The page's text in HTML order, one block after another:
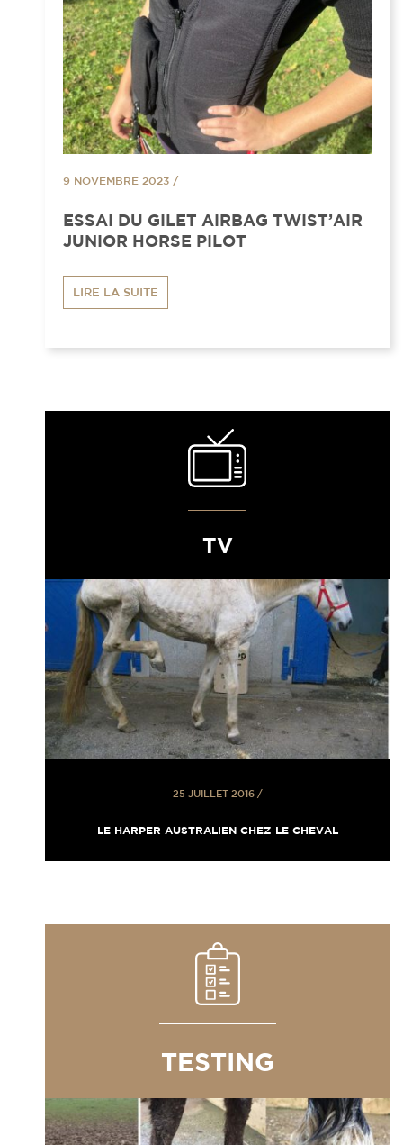
9 NOVEMBRE 2023 /
ESSAI DU GILET AIRBAG TWIST’AIR
JUNIOR HORSE PILOT
LIRE LA SUITE
TV
25 JUILLET 2016/
LE HARPER AUSTRALIEN CHEZ LE CHEVAL
TESTING